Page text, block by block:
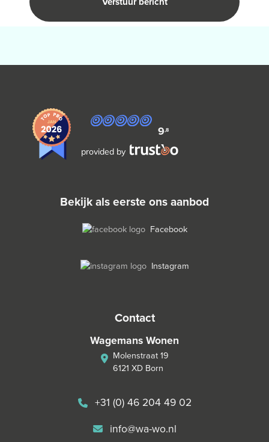
9,8
provided by
bekijk als eerste ons aanbod
Facebook
Instagram
contact
Wagemans Wonen
Molenstraat 19
6121 XD Born
+31 (0) 46 204 49 02
info@wa-wo.nl